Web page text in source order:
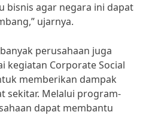
bisnis agar negara ini dapat
ujarnya.
perusahaan juga
kegiatan Corporate Social
memberikan dampak
sekitar. Melalui program-
dapat membantu